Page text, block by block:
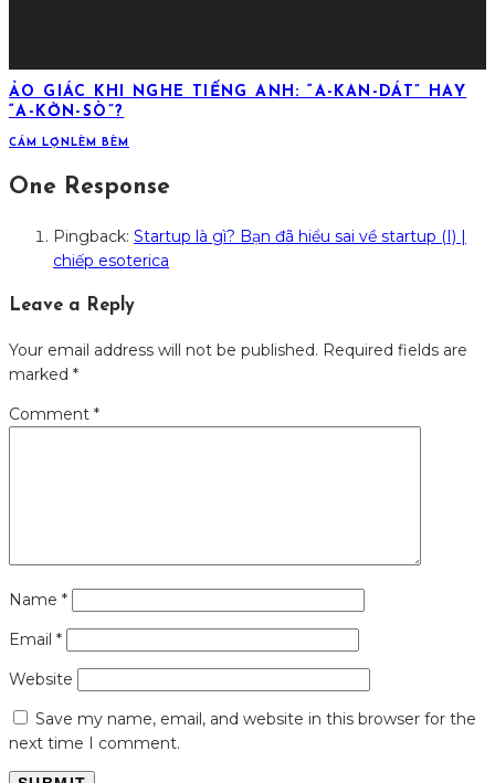
ẢO GIÁC KHI NGHE TIẾNG ANH: “A-KAN-DÁT” HAY
“A-KỜN-SÒ”?
CÁM LỢN LÈM BÈM
One Response
Pingback: Startup là gì? Bạn đã hiểu sai về startup (I) |
chiếp esoterica
Leave a Reply
Your email address will not be published. Required fields are
marked *
Comment *
Name *
Email *
Website
Save my name, email, and website in this browser for the
next time I comment.